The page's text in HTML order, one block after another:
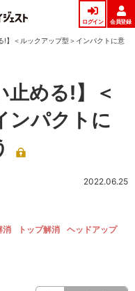
ログイン 会員登録
!】＜ルックアップ型＞インパクトに意
止める!】＜
ンパクトに
2022.06.25
消 トップ解消
ヘッドアップ